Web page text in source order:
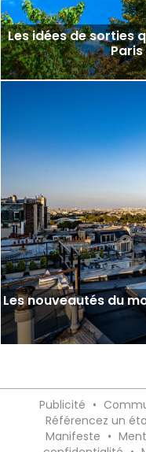
Les idées de sorties
Les nouveautés du
Publicité •
Référencez un
Manifeste •